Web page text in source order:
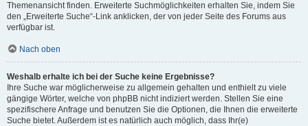
Themenansicht finden. Erweiterte Suchmöglichkeiten erhalten Sie, indem Sie
den „Erweiterte Suche“-Link anklicken, der von jeder Seite des Forums aus
verfügbar ist.
Nach oben
Weshalb erhalte ich bei der Suche keine Ergebnisse?
Ihre Suche war möglicherweise zu allgemein gehalten und enthielt zu viele
gängige Wörter, welche von phpBB nicht indiziert werden. Stellen Sie eine
spezifischere Anfrage und benutzen Sie die Optionen, die Ihnen die erweiterte
Suche bietet. Außerdem ist es natürlich auch möglich, dass Ihr(e)